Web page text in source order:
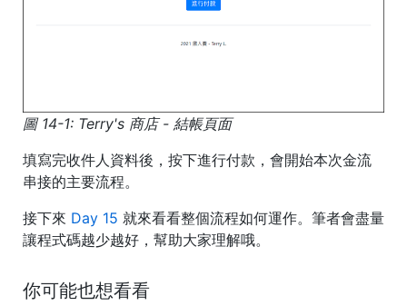
圖 14-1: Terry's 商店 - 結帳頁面
填寫完收件人資料後，按下進行付款，會開始本次金流
串接的主要流程。
接下來 Day 15 就來看看整個流程如何運作。筆者會盡量
讓程式碼越少越好，幫助大家理解哦。
你可能也想看看